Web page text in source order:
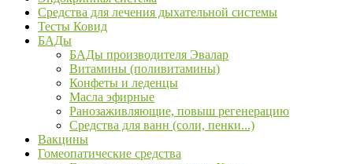
Средства для лечения дыхательной системы
Тесты Ковид
БАДы
БАДы производителя Эвалар
Витамины (поливитамины)
Конфеты и леденцы
Масла эфирные
Ранозаживляющие, повыш регенерацию
Средства для ванн (соли, пенки...)
Вакцины
Гомеопатические средства